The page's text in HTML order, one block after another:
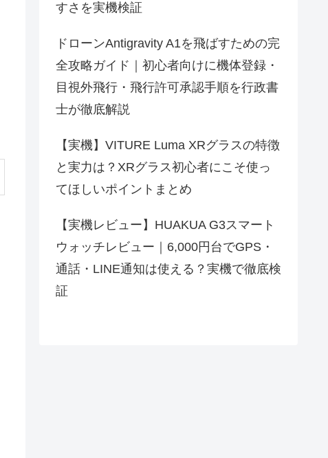
すさを実機検証
ドローンAntigravity A1を飛ばすための完
全攻略ガイド｜初心者向けに機体登録・
目視外飛行・飛行許可承認手順を行政書
士が徹底解説
【実機】VITURE Luma XRグラスの特徴
と実力は？XRグラス初心者にこそ使っ
てほしいポイントまとめ
【実機レビュー】HUAKUA G3スマート
ウォッチレビュー｜6,000円台でGPS・
通話・LINE通知は使える？実機で徹底検
証